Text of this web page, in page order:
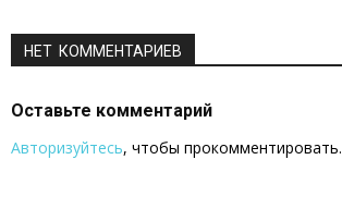
НЕТ КОММЕНТАРИЕВ
Оставьте комментарий
Авторизуйтесь, чтобы прокомментировать.